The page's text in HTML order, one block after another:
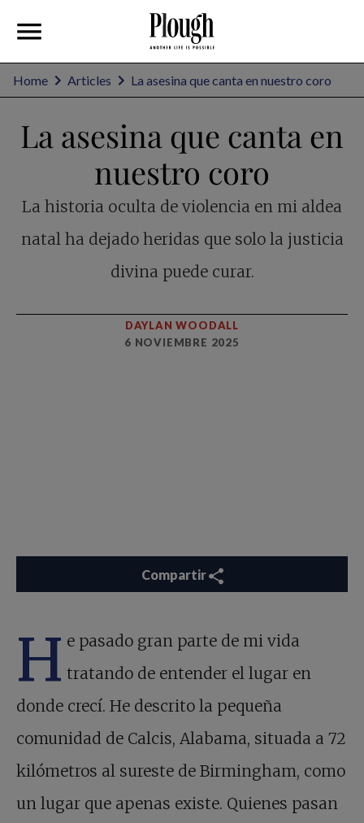
Home Articles La asesina que canta en nuestro coro
La asesina que canta en
nuestro coro
La historia oculta de violencia en mi aldea
natal ha dejado heridas que solo la justicia
divina puede curar.
DAYLAN WOODALL
6 NOVIEMBRE 2025
Compartir
H e pasado gran parte de mi vida
tratando de entender el lugar en
donde crecí. He descrito la pequeña
comunidad de Calcis, Alabama, situada a 72
kilómetros al sureste de Birmingham, como
un lugar que apenas existe. Quienes pasan